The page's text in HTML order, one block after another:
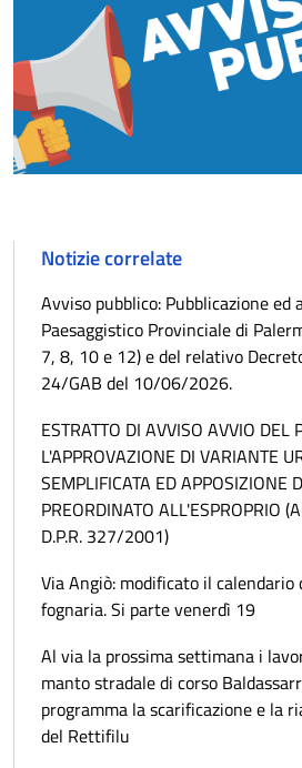
Notizie correlate
Avviso pubblico: Pubblicazione ed
Paesaggistico Provinciale di
7, 8, 10 e 12) e del relativo
24/GAB del 10/06/2026.
ESTRATTO DI AVVISO AVVIO DEL
L'APPROVAZIONE DI VARIANTE
SEMPLIFICATA ED APPOSIZIONE
PREORDINATO ALL'ESPROPRIO
D.P.R. 327/2001)
Via Angiò: modificato il
fognaria. Si parte venerdì 19
Al via la prossima settimana i
manto stradale di corso
programma la scarificazione e la
del Rettifilu